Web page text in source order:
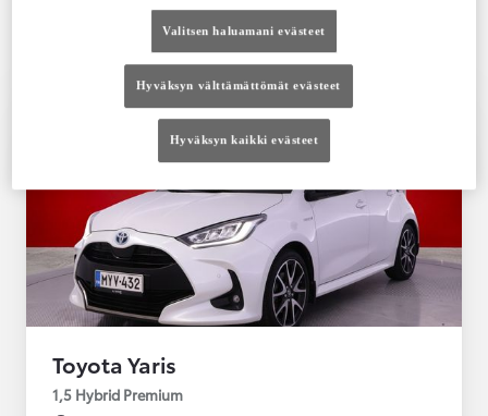
Toyota Yaris
1,5 Hybrid Premium
Valitsen haluamani evästeet
Hyväksyn välttämättömät evästeet
Hyväksyn kaikki evästeet